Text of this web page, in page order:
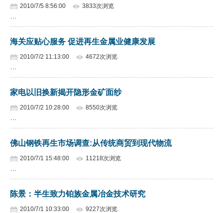
党建工作
企业文化
《资源再生》杂志
行情报价
数字报
2010/7/5 8:56:00 3833次浏览
海关应贴心服务 促进再生金属业健康发展
2010/7/2 11:13:00 4672次浏览
家电以旧换新揭开隐形金矿面纱
2010/7/2 10:28:00 8550次浏览
佛山钢铁再生市场调查:从传统商贸到现代物流
2010/7/1 15:48:00 11218次浏览
陈景：半生致力铂族金属冶金技术研究
2010/7/1 10:33:00 9227次浏览